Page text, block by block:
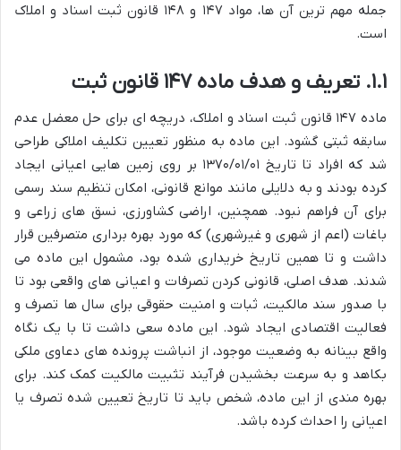
جمله مهم ترین آن ها، مواد ۱۴۷ و ۱۴۸ قانون ثبت اسناد و املاک
است.
۱.۱. تعریف و هدف ماده ۱۴۷ قانون ثبت
ماده ۱۴۷ قانون ثبت اسناد و املاک، دریچه ای برای حل معضل عدم
سابقه ثبتی گشود. این ماده به منظور تعیین تکلیف املاکی طراحی
شد که افراد تا تاریخ ۱۳۷۰/۰۱/۰۱ بر روی زمین هایی اعیانی ایجاد
کرده بودند و به دلایلی مانند موانع قانونی، امکان تنظیم سند رسمی
برای آن فراهم نبود. همچنین، اراضی کشاورزی، نسق های زراعی و
باغات (اعم از شهری و غیرشهری) که مورد بهره برداری متصرفین قرار
داشت و تا همین تاریخ خریداری شده بود، مشمول این ماده می
شدند. هدف اصلی، قانونی کردن تصرفات و اعیانی های واقعی بود تا
با صدور سند مالکیت، ثبات و امنیت حقوقی برای سال ها تصرف و
فعالیت اقتصادی ایجاد شود. این ماده سعی داشت تا با یک نگاه
واقع بینانه به وضعیت موجود، از انباشت پرونده های دعاوی ملکی
بکاهد و به سرعت بخشیدن فرآیند تثبیت مالکیت کمک کند. برای
بهره مندی از این ماده، شخص باید تا تاریخ تعیین شده تصرف یا
اعیانی را احداث کرده باشد.